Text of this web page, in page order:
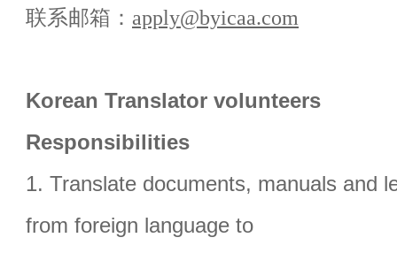
联系邮箱： apply@byicaa.com
Korean Translator volunteers
Responsibilities
1. Translate documents, manuals and
from foreign language to